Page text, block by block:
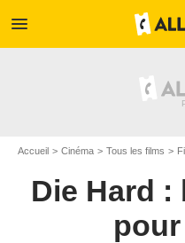
menu
Accueil Cinéma Tous les films
Die Hard :